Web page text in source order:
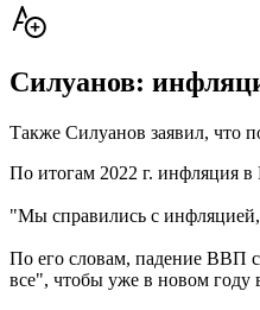
Силуанов:
Также Силуанов заявил, что
По итогам 2022 г. инфляция
"Мы справились с
По его словам, падение ВВП
все", чтобы уже в новом